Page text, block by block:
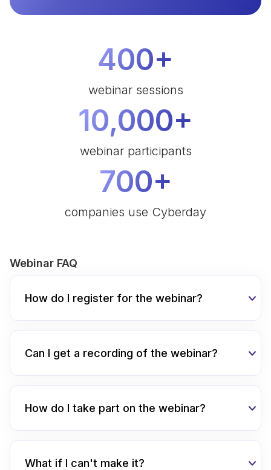
400+
webinar sessions
10,000+
webinar participants
700+
companies use Cyberday
Webinar FAQ
How do I register for the webinar?
Can I get a recording of the webinar?
How do I take part on the webinar?
What if I can't make it?